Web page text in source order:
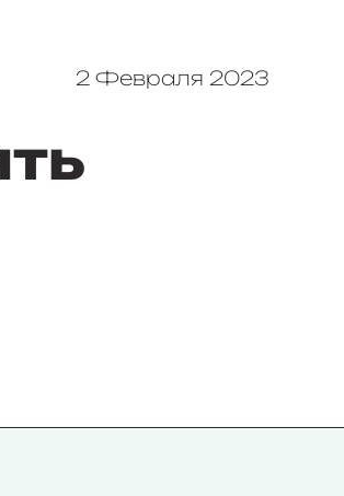
2 Февраля 2023